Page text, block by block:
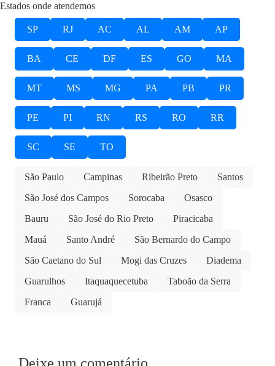
Estados onde atendemos
SP RJ AC AL AM AP
BA CE DF ES GO MA
MT MS MG PA PB PR
PE PI RN RS RO RR
SC SE TO
São Paulo Campinas Ribeirão Preto
Santos
São José dos Campos
Sorocaba
Osasco
Bauru
São José do Rio Preto
Piracicaba
Mauá
Santo André
São Bernardo do Campo
São Caetano do Sul
Mogi das Cruzes
Diadema
Guarulhos
Itaquaquecetuba
Taboão da Serra
Franca
Guarujá